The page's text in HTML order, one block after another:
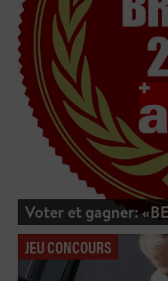
Voter et gagner:
JEU CONCOURS